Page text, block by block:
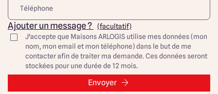
affiché comprend le coût du terrain et de la construction
hors frais de notaire et taxes. Les annonces de terrains
constructibles sont sélectionnées auprès de nos
partenaires fonciers selon disponibilités et autorisation
de publicité en vue de construire une maison neuve avec
un Contrat de Construction de Maison Individuelle dans le
cadre de la loi du 19/12/1990. Ces derniers sont soit des
professionnels dûment habilités à la transaction
immobilière, soit des particuliers. Les terrains
Ajouter un message ?
(facultatif)
J'accepte que Maisons ARLOGIS utilise mes données (mon
nom, mon email et mon téléphone) dans le but de me
contacter afin de traiter ma demande. Ces données seront
stockées pour une durée de 12 mois.
Envoyer